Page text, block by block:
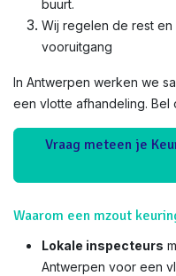
buurt.
Wij regelen de rest
vooruitgang
In Antwerpen werken we
een vlotte afhandeling.
Vraag meteen je
Waarom een mzout
Lokale inspecteurs
Antwerpen voor een